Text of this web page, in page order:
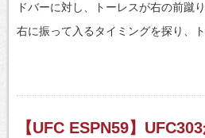
ドバーに対し、トーレスが右の前蹴
右に振って入るタイミングを探り、
【UFC ESPN59】